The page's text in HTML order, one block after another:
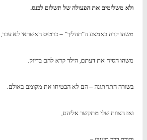
ולא משלימים את הפעולה של תשלום לכנס.
משהו קרה באמצע ה"תהליך" – כרטיס האשראי לא עבר,
משהו הסיח את דעתם, הילד קרא להם בדיוק.
בשורה התחתונה – הם לא הבטיחו את מקומם באולם.
ואז הצוות שלי מתקשר אליהם,